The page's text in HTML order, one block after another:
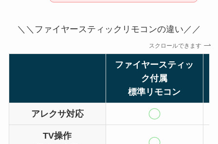
＼＼ファイヤースティックリモコンの違い／／
スクロールできます
ファイヤースティッ
ク付属
標準リモコン
アレクサ対応
TV操作